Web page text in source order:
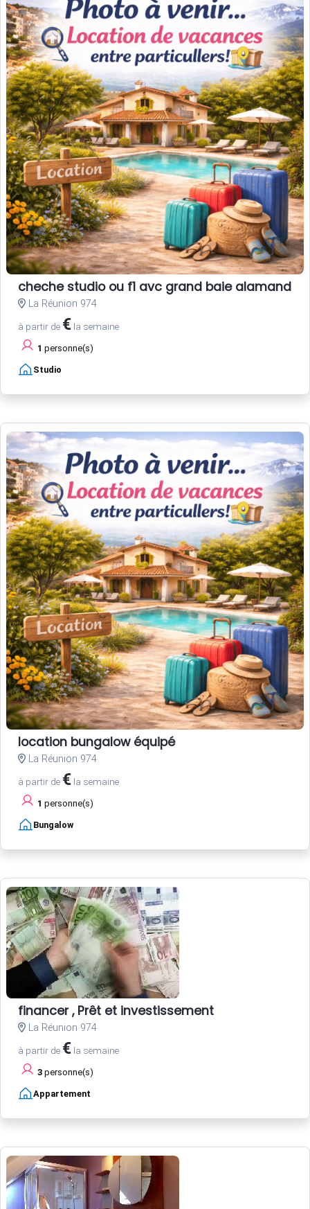
cheche studio ou f1 avc grand baie alamanda
La Réunion 974
à partir de € la semaine
1 personne(s)
Studio
location bungalow équipé
La Réunion 974
à partir de € la semaine
1 personne(s)
Bungalow
financer , Prêt et investissement
La Réunion 974
à partir de € la semaine
3 personne(s)
Appartement